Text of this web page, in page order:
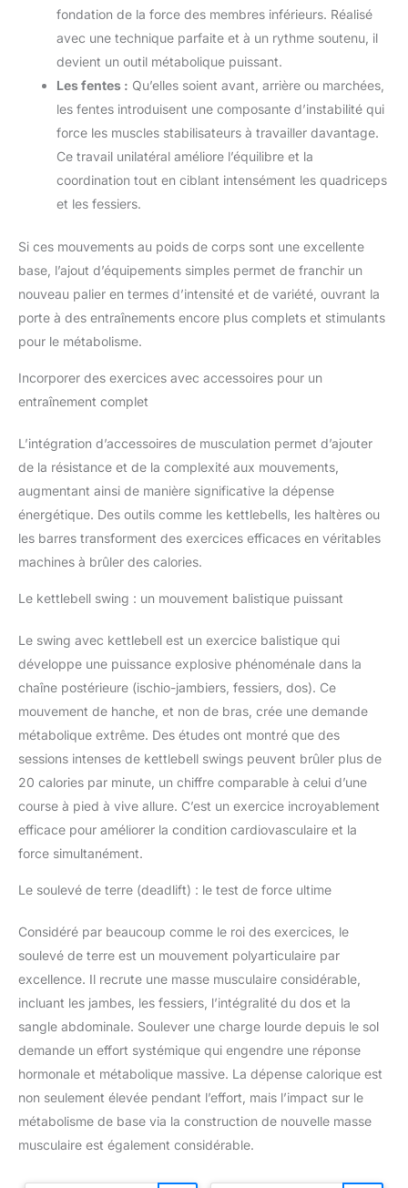
fondation de la force des membres inférieurs. Réalisé
avec une technique parfaite et à un rythme soutenu, il
devient un outil métabolique puissant.
Les fentes : Qu’elles soient avant, arrière ou marchées,
les fentes introduisent une composante d’instabilité qui
force les muscles stabilisateurs à travailler davantage.
Ce travail unilatéral améliore l’équilibre et la
coordination tout en ciblant intensément les quadriceps
et les fessiers.
Si ces mouvements au poids de corps sont une excellente
base, l’ajout d’équipements simples permet de franchir un
nouveau palier en termes d’intensité et de variété, ouvrant la
porte à des entraînements encore plus complets et stimulants
pour le métabolisme.
Incorporer des exercices avec accessoires pour un
entraînement complet
L’intégration d’accessoires de musculation permet d’ajouter
de la résistance et de la complexité aux mouvements,
augmentant ainsi de manière significative la dépense
énergétique. Des outils comme les kettlebells, les haltères ou
les barres transforment des exercices efficaces en véritables
machines à brûler des calories.
Le kettlebell swing : un mouvement balistique puissant
Le swing avec kettlebell est un exercice balistique qui
développe une puissance explosive phénoménale dans la
chaîne postérieure (ischio-jambiers, fessiers, dos). Ce
mouvement de hanche, et non de bras, crée une demande
métabolique extrême. Des études ont montré que des
sessions intenses de kettlebell swings peuvent brûler plus de
20 calories par minute, un chiffre comparable à celui d’une
course à pied à vive allure. C’est un exercice incroyablement
efficace pour améliorer la condition cardiovasculaire et la
force simultanément.
Le soulevé de terre (deadlift) : le test de force ultime
Considéré par beaucoup comme le roi des exercices, le
soulevé de terre est un mouvement polyarticulaire par
excellence. Il recrute une masse musculaire considérable,
incluant les jambes, les fessiers, l’intégralité du dos et la
sangle abdominale. Soulever une charge lourde depuis le sol
demande un effort systémique qui engendre une réponse
hormonale et métabolique massive. La dépense calorique est
non seulement élevée pendant l’effort, mais l’impact sur le
métabolisme de base via la construction de nouvelle masse
musculaire est également considérable.